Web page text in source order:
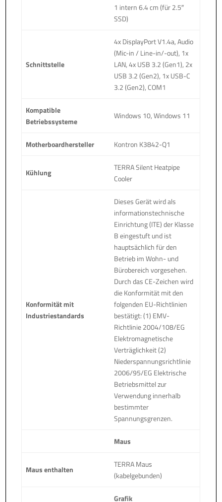
1 intern 6.4 cm (für 2.5″
SSD)
Schnittstelle
4x DisplayPort V1.4a, Audio
(Mic-in / Line-in/-out), 1x
LAN, 4x USB 3.2 (Gen1), 2x
USB 3.2 (Gen2), 1x USB-C
3.2 (Gen2), COM1
Kompatible
Betriebssysteme
Windows 10, Windows 11
Motherboardhersteller Kontron K3842-Q1
Kühlung
TERRA Silent Heatpipe
Cooler
Konformität mit
Industriestandards
Dieses Gerät wird als
informationstechnische
Einrichtung (ITE) der Klasse
B eingestuft und ist
hauptsächlich für den
Betrieb im Wohn- und
Bürobereich vorgesehen.
Durch das CE-Zeichen wird
die Konformität mit den
folgenden EU-Richtlinien
bestätigt: (1) EMV-
Richtlinie 2004/108/EG
Elektromagnetische
Verträglichkeit (2)
Niederspannungsrichtlinie
2006/95/EG Elektrische
Betriebsmittel zur
Verwendung innerhalb
bestimmter
Spannungsgrenzen.
Maus
Maus enthalten
TERRA Maus
(kabelgebunden)
Grafik